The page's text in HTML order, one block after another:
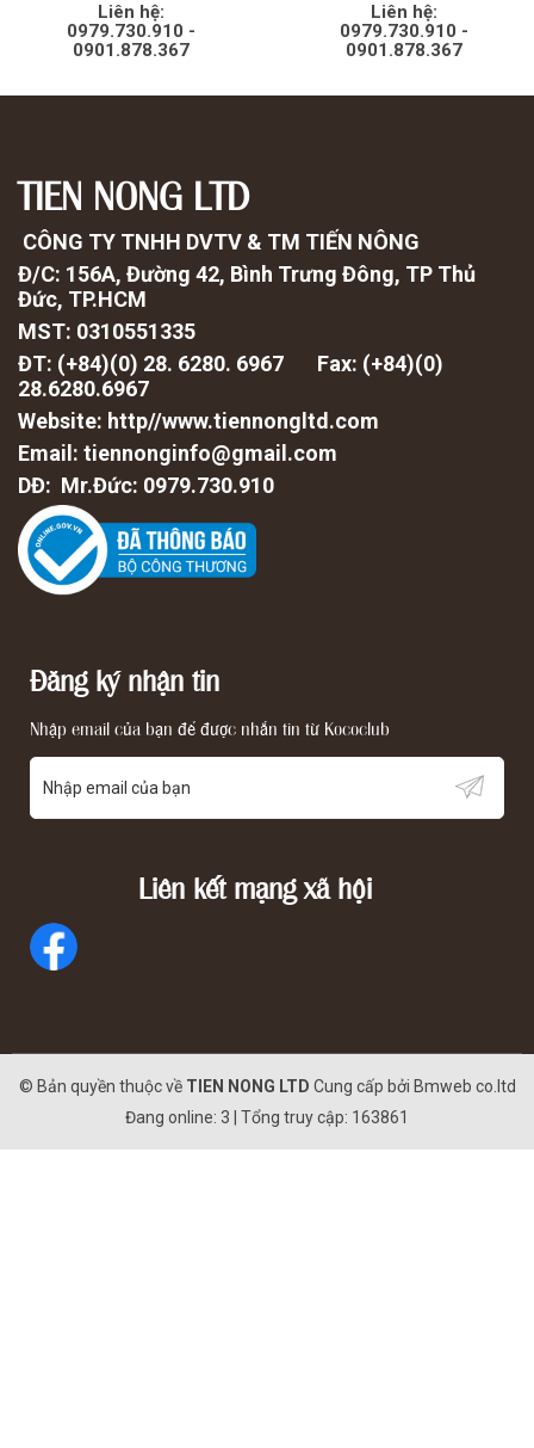
Liên hệ:
0979.730.910 -
0901.878.367
Liên hệ:
0979.730.910 -
0901.878.367
TIEN NONG LTD
CÔNG TY TNHH DVTV & TM TIẾN NÔNG
Đ/C: 156A, Đường 42, Bình Trưng Đông, TP Thủ
Đức, TP.HCM
MST: 0310551335
ĐT: (+84)(0) 28. 6280. 6967 Fax: (+84)(0)
28.6280.6967
Website: http//www.tiennongltd.com
Email: tiennonginfo@gmail.com
DĐ: Mr.Đức: 0979.730.910
Đăng ký nhận tin
Nhập email của bạn để được nhắn tin từ Kococlub
Liên kết mạng xã hội
© Bản quyền thuộc về TIEN NONG LTD Cung cấp bởi Bmweb co.ltd
Đang online: 3 | Tổng truy cập: 163861